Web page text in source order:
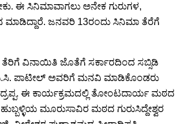
ಈ ಸಿನಿಮಾವಾಗಲು ಅನೇಕ ಗುರುಗಳ,
ಮಾಡಿದ್ದಾರೆ. ಜನವರಿ 13ರಂದು ಸಿನಿಮಾ ತೆರೆಗೆ
ವಿನಾಯಿತಿ ಜೊತೆಗೆ ಸರ್ಕಾರದಿಂದ ಸಬ್ಸಿಡಿ
ಪಾಟೀಲ್ ಅವರಿಗೆ ಮನವಿ ಮಾಡಿಕೊಂಡರು
ಈ ಕಾರ್ಯಕ್ರಮದಲ್ಲಿ ತೋಂಟದಾರ್ಯ ಮಠದ
ಮೂರುಸಾವಿರ ಮಠದ ಗುರುಸಿದ್ದೇಶ್ವರ